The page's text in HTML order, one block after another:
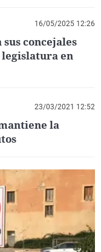
16/05/2025 12:26
concejales
en
23/03/2021 12:52
la